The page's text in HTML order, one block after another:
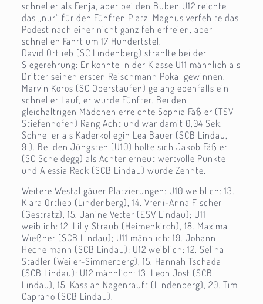
schneller als Fenja, aber bei den Buben U12 reichte
das „nur“ für den Fünften Platz. Magnus verfehlte das
Podest nach einer nicht ganz fehlerfreien, aber
schnellen Fahrt um 17 Hundertstel.
David Ortlieb (SC Lindenberg) strahlte bei der
Siegerehrung: Er konnte in der Klasse U11 männlich als
Dritter seinen ersten Reischmann Pokal gewinnen.
Marvin Koros (SC Oberstaufen) gelang ebenfalls ein
schneller Lauf, er wurde Fünfter. Bei den
gleichaltrigen Mädchen erreichte Sophia Fäßler (TSV
Stiefenhofen) Rang Acht und war damit 0,04 Sek.
Schneller als Kaderkollegin Lea Bauer (SCB Lindau,
9.). Bei den Jüngsten (U10) holte sich Jakob Fäßler
(SC Scheidegg) als Achter erneut wertvolle Punkte
und Alessia Reck (SCB Lindau) wurde Zehnte.
Weitere Westallgäuer Platzierungen: U10 weiblich: 13.
Klara Ortlieb (Lindenberg), 14. Vreni-Anna Fischer
(Gestratz), 15. Janine Vetter (ESV Lindau); U11
weiblich: 12. Lilly Straub (Heimenkirch), 18. Maxima
Wießner (SCB Lindau); U11 männlich: 19. Johann
Hechelmann (SCB Lindau); U12 weiblich: 12. Selina
Stadler (Weiler-Simmerberg), 15. Hannah Tschada
(SCB Lindau); U12 männlich: 13. Leon Jost (SCB
Lindau), 15. Kassian Nagenrauft (Lindenberg), 20. Tim
Caprano (SCB Lindau).